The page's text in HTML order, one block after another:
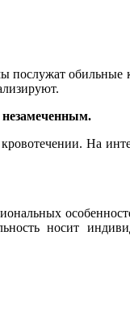
незамеченным.
На
носит